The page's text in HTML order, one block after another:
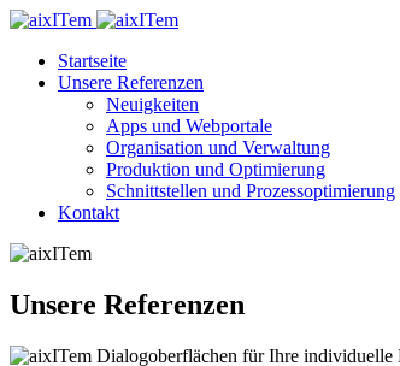
Startseite
Unsere Referenzen
Neuigkeiten
Apps und Webportale
Organisation und Verwaltung
Produktion und Optimierung
Schnittstellen und Prozessoptimierung
Kontakt
Unsere Referenzen